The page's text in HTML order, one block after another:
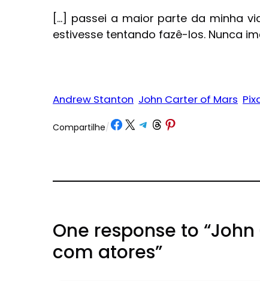
[…] passei a maior parte da minha
estivesse tentando fazê-los. Nunca
Andrew Stanton John Carter of Mars
Compartilhe/ Share on Facebook
Share on X Share on Telegram
Share on Threads
Share on Pinterest
One response to
com atores”